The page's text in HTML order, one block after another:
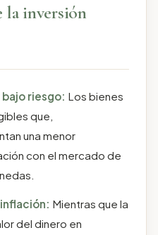
la inversión
bajo riesgo: Los bienes
que,
una menor
con el mercado de
Mientras que la
del dinero en